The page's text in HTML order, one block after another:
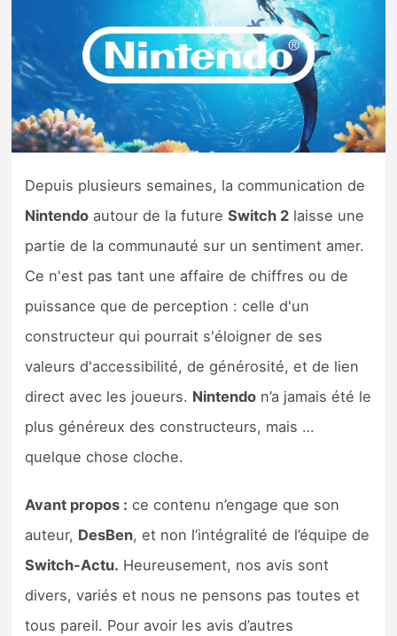
Rumeurs
Nintendo Direct
Tests et previews
Tests de jeux
Tests d’accessoires
Previews
Précommandes
Précommandes jeux Switch 2
Sorties de jeux
Bons plans
Guides
Depuis plusieurs semaines, la communication de
Nintendo autour de la futureSwitch 2 laisse une
partie de la communauté sur un sentiment amer.
Ce n'est pas tant une affaire de chiffres ou de
puissance que de perception : celle d'un
constructeur qui pourrait s'éloigner de ses
valeurs d'accessibilité, de générosité, et de lien
direct avec les joueurs. Nintendo n’a jamais été le
plus généreux des constructeurs, mais …
quelque chose cloche.
Avant propos : ce contenu n’engage que son
auteur, DesBen, et non l’intégralité de l’équipe de
Switch-Actu. Heureusement, nos avis sont
divers, variés et nous ne pensons pas toutes et
tous pareil. Pour avoir les avis d’autres